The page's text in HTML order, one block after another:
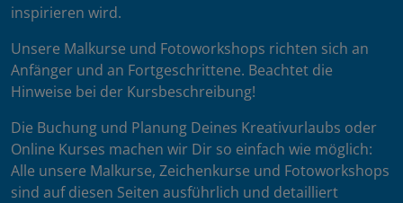
inspirieren wird.
Unsere Malkurse und Fotoworkshops richten sich an
Anfänger und an Fortgeschrittene. Beachtet die
Hinweise bei der Kursbeschreibung!
Die Buchung und Planung Deines Kreativurlaubs oder
Online Kurses machen wir Dir so einfach wie möglich:
Alle unsere Malkurse, Zeichenkurse und Fotoworkshops
sind auf diesen Seiten ausführlich und detailliert